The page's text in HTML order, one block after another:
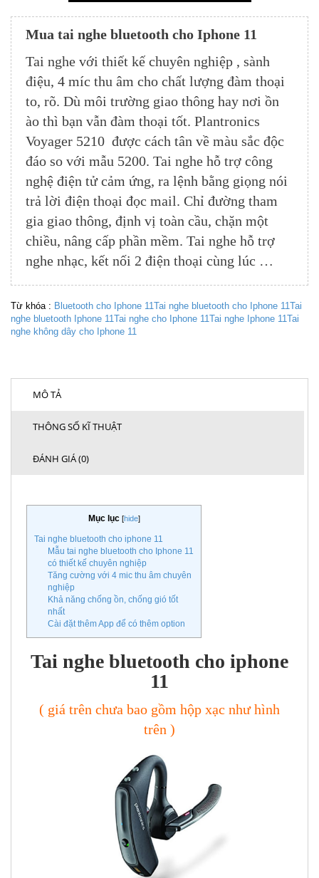
Mua tai nghe bluetooth cho Iphone 11
Tai nghe với thiết kế chuyên nghiệp , sành
điệu, 4 míc thu âm cho chất lượng đàm thoại
to, rõ. Dù môi trường giao thông hay nơi ồn
ào thì bạn vẫn đàm thoại tốt. Plantronics
Voyager 5210 được cách tân về màu sắc độc
đáo so với mẫu 5200. Tai nghe hỗ trợ công
nghệ điện tử cảm ứng, ra lệnh bằng giọng nói
trả lời điện thoại đọc mail. Chỉ đường tham
gia giao thông, định vị toàn cầu, chặn một
chiều, nâng cấp phần mềm. Tai nghe hỗ trợ
nghe nhạc, kết nối 2 điện thoại cùng lúc …
Từ khóa : Bluetooth cho Iphone 11Tai nghe bluetooth cho Iphone 11Tai
nghe bluetooth Iphone 11Tai nghe cho Iphone 11Tai nghe Iphone 11Tai
nghe không dây cho Iphone 11
MÔ TẢ
THÔNG SỐ KĨ THUẬT
ĐÁNH GIÁ (0)
Mục lục [hide]
Tai nghe bluetooth cho iphone 11
Mẫu tai nghe bluetooth cho Iphone 11
có thiết kế chuyên nghiệp
Tăng cường với 4 mic thu âm chuyên
nghiệp
Khả năng chống ồn, chống gió tốt
nhất
Cài đặt thêm App để có thêm option
Tai nghe bluetooth cho iphone
11
( giá trên chưa bao gồm hộp xạc như hình
trên )